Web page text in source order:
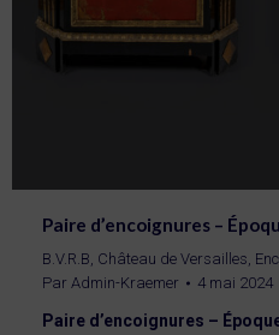
Paire d’encoignures –
B.V.R.B, Château de Versailles,
Par Admin-Kraemer 4 mai 2024
Paire d’encoignures –